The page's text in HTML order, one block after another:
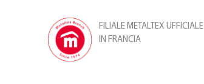
FILIALE METALTEX UFFICIALE
IN FRANCIA